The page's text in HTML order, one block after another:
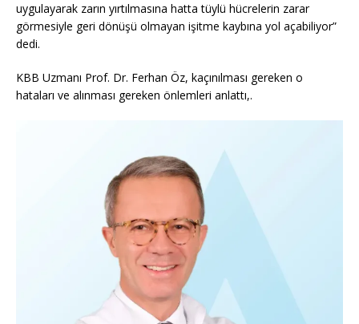
uygulayarak zarın yırtılmasına hatta tüylü hücrelerin zarar
görmesiyle geri dönüşü olmayan işitme kaybına yol açabiliyor”
dedi.
KBB Uzmanı Prof. Dr. Ferhan Öz, kaçınılması gereken o
hataları ve alınması gereken önlemleri anlattı,.